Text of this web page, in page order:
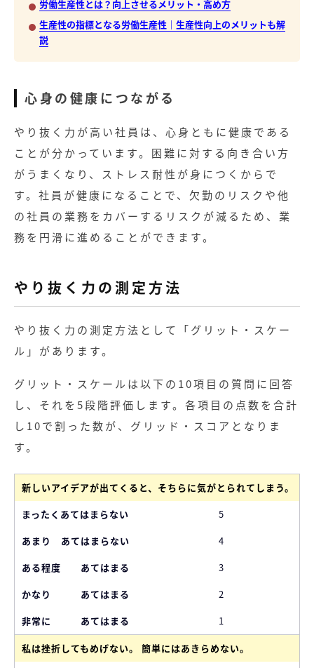
無料お役立ち資料
経営セミナー
労働生産性とは？向上させるメリット・高め方
生産性の指標となる労働生産性｜生産性向上のメリットも解
説
心身の健康につながる
やり抜く力が高い社員は、心身ともに健康である
ことが分かっています。困難に対する向き合い方
がうまくなり、ストレス耐性が身につくからで
す。社員が健康になることで、欠勤のリスクや他
の社員の業務をカバーするリスクが減るため、業
務を円滑に進めることができます。
やり抜く力の測定方法
やり抜く力の測定方法として「グリット・スケー
ル」があります。
グリット・スケールは以下の10項目の質問に回答
し、それを5段階評価します。各項目の点数を合計
し10で割った数が、グリッド・スコアとなりま
す。
新しいアイデアが出てくると、そちらに気がとられてしまう。
5
4
3
2
1
私は挫折してもめげない。 簡単にはあきらめない。